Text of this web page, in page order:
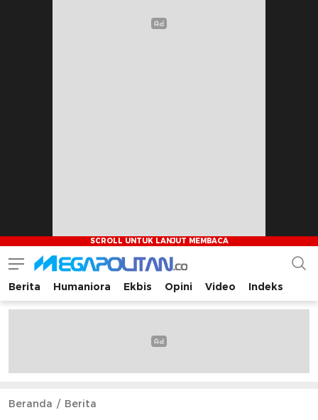
Megapolitan.co
Menyajikan berita-berita fakta bagi pembaca
Berita Humaniora Ekbis Opini Video Indeks
Beranda Berita